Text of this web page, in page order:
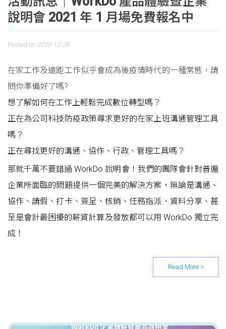
說明會 2021 年 1 月場免費報名中
Posted on 2020-12-28
在家工作及遠距工作似乎會成為後疫情時代的一種常態，請
問你準備好了嗎?
想了解如何在工作上輕鬆完成數位轉型嗎？
正在為公司科技防疫政策尋求更好的在家上班溝通管理工具
嗎？
正在尋找更好的溝通、協作、行政、管理工具嗎？
那就千萬不要錯過 WorkDo 說明會！我們的團隊會針對普遍
企業所面臨的問題提供一個完美的解決方案，無論是溝通、
協作、請假、打卡、簽呈、核銷、任務指派、資料分享、甚
至是會計最困擾的薪資計算及發放都可以用 WorkDo 獨立完
成！